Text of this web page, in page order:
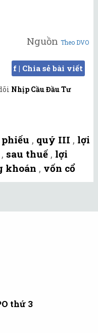
Nguồn Theo DVO
f | Chia sẻ bài viết
Nhịp Cầu Đầu Tư
phiếu , quý III , lợi
, sau thuế , lợi
khoán , vốn cổ
thứ 3